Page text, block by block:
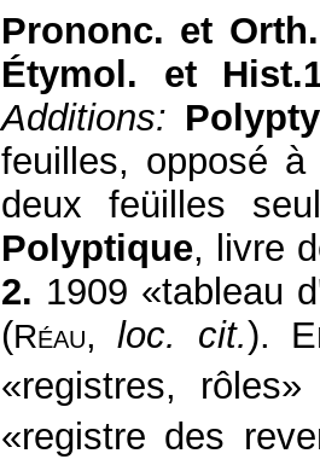
Prononc. et
Étymol. et
Additions:
feuilles, opposé
deux feüilles
Polyptique, livre
2. 1909 «tableau
(Réau,loc. cit.).
«registres,
«registre des